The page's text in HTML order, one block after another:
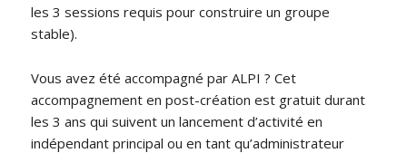
les 3 sessions requis pour construire un groupe
stable).
Vous avez été accompagné par ALPI ? Cet
accompagnement en post-création est gratuit durant
les 3 ans qui suivent un lancement d’activité en
indépendant principal ou en tant qu’administrateur